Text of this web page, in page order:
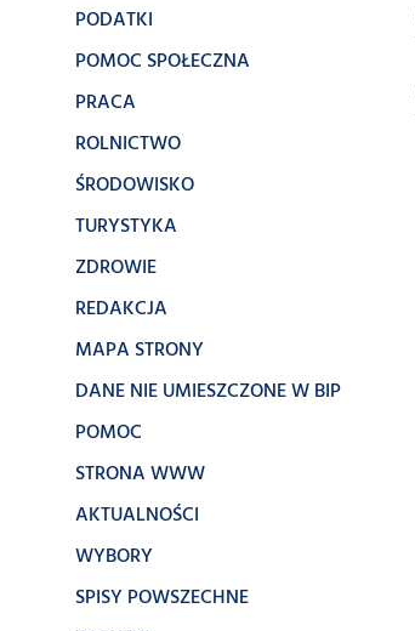
PODATKI
POMOC SPOŁECZNA
PRACA
ROLNICTWO
ŚRODOWISKO
TURYSTYKA
ZDROWIE
REDAKCJA
MAPA STRONY
DANE NIE UMIESZCZONE W BIP
POMOC
STRONA WWW
AKTUALNOŚCI
WYBORY
SPISY POWSZECHNE